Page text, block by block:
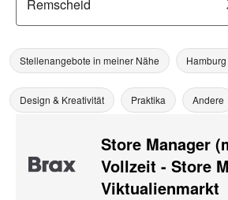
Stellenangebote in meiner Nähe Hamburg
Design & Kreativität Praktika Andere
Store Manager
Vollzeit - Store
Viktualienmarkt